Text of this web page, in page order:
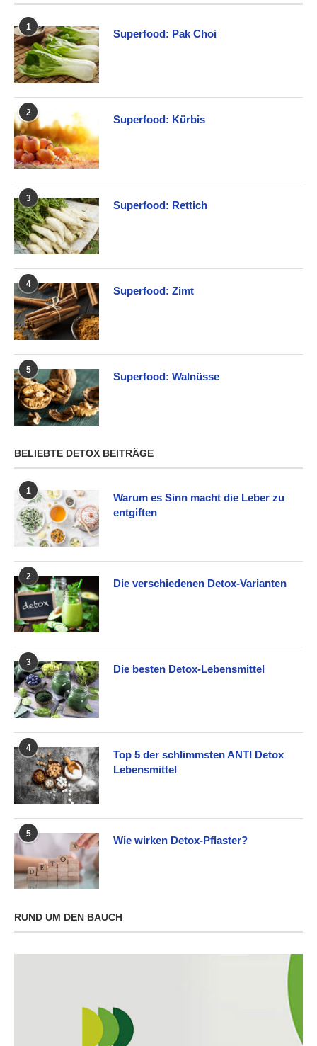
1
Superfood: Pak Choi
2
Superfood: Kürbis
3
Superfood: Rettich
4
Superfood: Zimt
5
Superfood: Walnüsse
BELIEBTE DETOX BEITRÄGE
1
Warum es Sinn macht die Leber zu
entgiften
2
Die verschiedenen Detox-Varianten
3
Die besten Detox-Lebensmittel
4
Top 5 der schlimmsten ANTI Detox
Lebensmittel
5
Wie wirken Detox-Pflaster?
RUND UM DEN BAUCH